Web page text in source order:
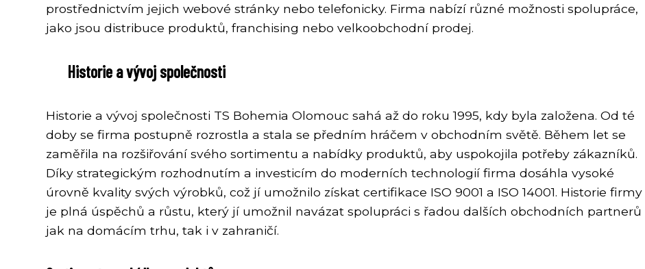
prostřednictvím jejich webové stránky nebo telefonicky. Firma nabízí různé možnosti spolupráce,
jako jsou distribuce produktů, franchising nebo velkoobchodní prodej.
Historie a vývoj společnosti
Historie a vývoj společnosti TS Bohemia Olomouc sahá až do roku 1995, kdy byla založena. Od té
doby se firma postupně rozrostla a stala se předním hráčem v obchodním světě. Během let se
zaměřila na rozšiřování svého sortimentu a nabídky produktů, aby uspokojila potřeby zákazníků.
Díky strategickým rozhodnutím a investicím do moderních technologií firma dosáhla vysoké
úrovně kvality svých výrobků, což jí umožnilo získat certifikace ISO 9001 a ISO 14001. Historie firmy
je plná úspěchů a růstu, který jí umožnil navázat spolupráci s řadou dalších obchodních partnerů
jak na domácím trhu, tak i v zahraničí.